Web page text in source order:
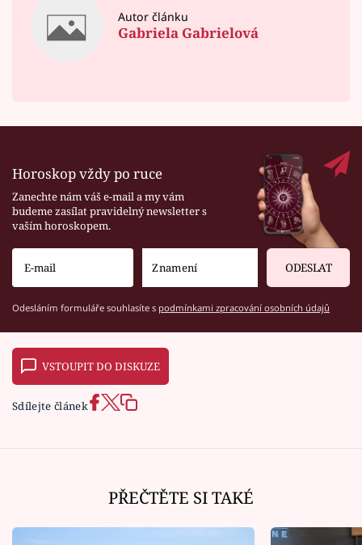
Autor článku
Gabriela Gabrielová
Horoskop vždy po ruce
Zanechte nám váš e-mail a my vám
budeme zasílat pravidelný newsletter s
vaším horoskopem.
ODESLAT
Odesláním formuláře souhlasíte s podmínkami zpracování osobních údajů
VSTOUPIT DO DISKUZE
Sdílejte článek
PŘEČTĚTE SI TAKÉ